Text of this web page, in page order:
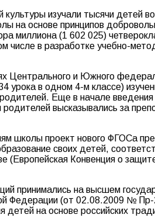
изучали тысячи детей
на основе принципов
миллиона (1 602 025)
числе в разработке учебно-
Центрального и Южного
урока в одном 4-м классе)
родителей. Еще в начале
высказывались за
школы проект нового ФГОСа
своих детей,
(Европейская Конвенция о
принимались на высшем
Федерации (от 02.08.2009 №
на основе российских